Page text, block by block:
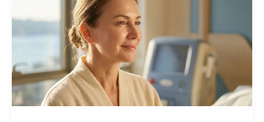
подтяжки
лица:
мировых
экспертов
(2026)